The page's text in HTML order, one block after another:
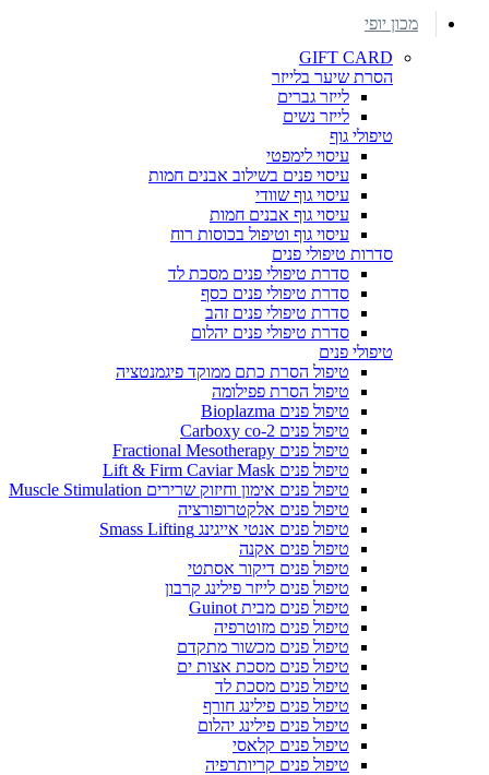
מכון יופי
GIFT CARD
הסרת שיער בלייזר
לייזר גברים
לייזר נשים
טיפולי גוף
עיסוי לימפטי
עיסוי פנים בשילוב אבנים חמות
עיסוי גוף שוודי
עיסוי גוף אבנים חמות
עיסוי גוף וטיפול בכוסות רוח
סדרות טיפולי פנים
סדרת טיפולי פנים מסכת לד
סדרת טיפולי פנים כסף
סדרת טיפולי פנים זהב
סדרת טיפולי פנים יהלום
טיפולי פנים
טיפול הסרת כתם ממוקד פיגמנטציה
טיפול הסרת פפילומה
טיפול פנים Bioplazma
טיפול פנים Carboxy co-2
טיפול פנים Fractional Mesotherapy
טיפול פנים Lift & Firm Caviar Mask
טיפול פנים אימון וחיזוק שרירים Muscle Stimulation
טיפול פנים אלקטרופורציה
טיפול פנים אנטי אייגינג Smass Lifting
טיפול פנים אקנה
טיפול פנים דיקור אסתטי
טיפול פנים לייזר פילינג קרבון
טיפול פנים מבית Guinot
טיפול פנים מזוטרפיה
טיפול פנים מכשור מתקדם
טיפול פנים מסכת אצות ים
טיפול פנים מסכת לד
טיפול פנים פילינג חורף
טיפול פנים פילינג יהלום
טיפול פנים קלאסי
טיפול פנים קריותרפיה